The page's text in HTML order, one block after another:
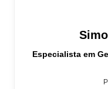
Especialista em